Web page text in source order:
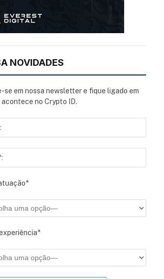
NOVIDADES
se em nossa newsletter e fique ligado em
no Crypto ID.